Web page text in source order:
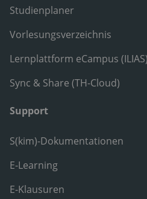
Studienplaner
Vorlesungsverzeichnis
Lernplattform eCampus (ILIAS)
Sync & Share (TH-Cloud)
Support
S(kim)-Dokumentationen
E-Learning
E-Klausuren